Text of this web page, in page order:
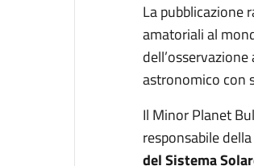
La pubblicazione
amatoriali al
astronomico con
Il Minor Planet
responsabile
del Sistema